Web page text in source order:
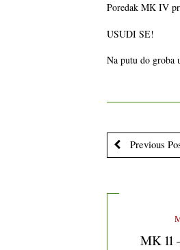
Poredak MK IV
USUDI SE!
Na putu do groba
Previous
MK 11